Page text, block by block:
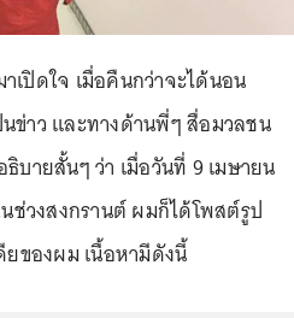
เปิดใจ เมื่อคืนกว่าจะได้นอน
นข่าว และทางด้านพี่ๆ สื่อมวลชน
ายสั้นๆ ว่า เมื่อวันที่ 9 เมษายน
ช่วงสงกรานต์ ผมก็ได้โพสต์รูป
ยของผม เนื้อหามีดังนี้